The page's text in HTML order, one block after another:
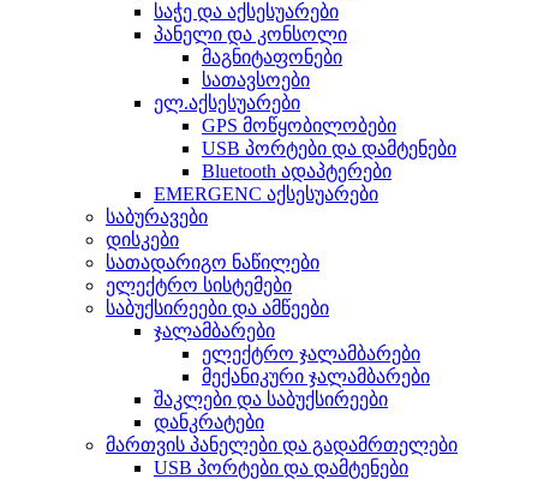
საჭე და აქსესუარები
პანელი და კონსოლი
მაგნიტაფონები
სათავსოები
ელ.აქსესუარები
GPS მოწყობილობები
USB პორტები და დამტენები
Bluetooth ადაპტერები
EMERGENC აქსესუარები
საბურავები
დისკები
სათადარიგო ნაწილები
ელექტრო სისტემები
საბუქსირეები და ამწეები
ჯალამბარები
ელექტრო ჯალამბარები
მექანიკური ჯალამბარები
შაკლები და საბუქსირეები
დანკრატები
მართვის პანელები და გადამრთელები
USB პორტები და დამტენები